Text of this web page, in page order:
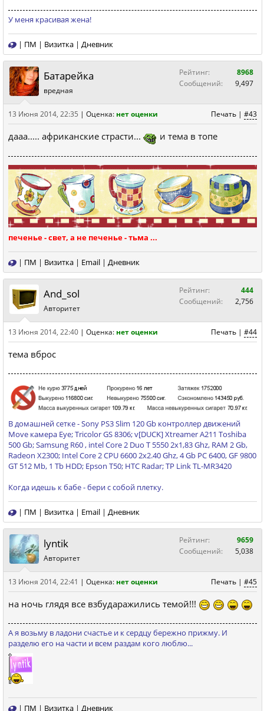
У меня красивая жена!
| ПМ | Визитка | Дневник
Батарейка
вредная
Рейтинг:
8968
Сообщений:
9,497
Печать | #43
13 Июня 2014, 22:35 | Оценка: нет оценки
дааа..... африканские страсти... и тема в топе
печенье - свет, а не печенье - тьма ...
| ПМ | Визитка | Email | Дневник
And_sol
Авторитет
Рейтинг:
444
Сообщений:
2,756
Печать | #44
13 Июня 2014, 22:40 | Оценка: нет оценки
тема вброс
В домашней сетке - Sony PS3 Slim 120 Gb контроллер движений
Move камера Eye; Tricolor GS 8306; v[DUCK] Xtreamer A211 Toshiba
500 Gb; Samsung R60 , intel Core 2 Duo T 5550 2х1,83 Ghz, RAM 2 Gb,
Radeon X2300; Intel Core 2 CPU 6600 2x2.40 Ghz, 4 Gb PC 6400, GF 9800
GT 512 Mb, 1 Tb HDD; Epson T50; HTC Radar; TP Link TL-MR3420
Когда идешь к бабе - бери с собой плетку.
| ПМ | Визитка | Email | Дневник
lyntik
Авторитет
Рейтинг:
9659
Сообщений:
5,038
Печать | #45
13 Июня 2014, 22:41 | Оценка: нет оценки
на ночь глядя все взбударажились темой!!!
А я возьму в ладони счастье и к сердцу бережно прижму. И
разделю его на части и всем раздам кого люблю...
| ПМ | Визитка | Дневник